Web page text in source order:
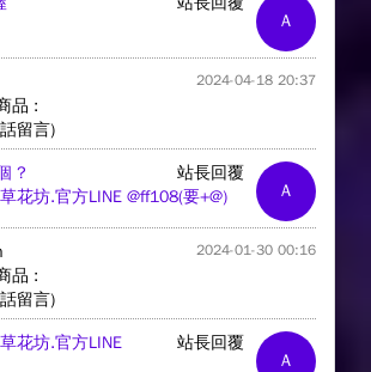
A
2024-04-18 20:37
品 :
留言)
A
站長回覆
?
花坊.官方LINE @ff108(要+@)
2024-01-30 00:16
品 :
留言)
A
站長回覆
花坊.官方LINE